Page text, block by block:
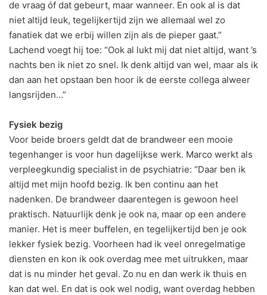
de vraag óf dat gebeurt, maar wanneer. En ook al is dat
niet altijd leuk, tegelijkertijd zijn we allemaal wel zo
fanatiek dat we erbij willen zijn als de pieper gaat.”
Lachend voegt hij toe: “Ook al lukt mij dat niet altijd, want ’s
nachts ben ik niet zo snel. Ik denk altijd van wel, maar als ik
dan aan het opstaan ben hoor ik de eerste collega alweer
langsrijden…”
Fysiek bezig
Voor beide broers geldt dat de brandweer een mooie
tegenhanger is voor hun dagelijkse werk. Marco werkt als
verpleegkundig specialist in de psychiatrie: “Daar ben ik
altijd met mijn hoofd bezig. Ik ben continu aan het
nadenken. De brandweer daarentegen is gewoon heel
praktisch. Natuurlijk denk je ook na, maar op een andere
manier. Het is meer buffelen, en tegelijkertijd ben je ook
lekker fysiek bezig. Voorheen had ik veel onregelmatige
diensten en kon ik ook overdag mee met uitrukken, maar
dat is nu minder het geval. Zo nu en dan werk ik thuis en
kan dat wel. En dat is ook wel nodig, want overdag hebben